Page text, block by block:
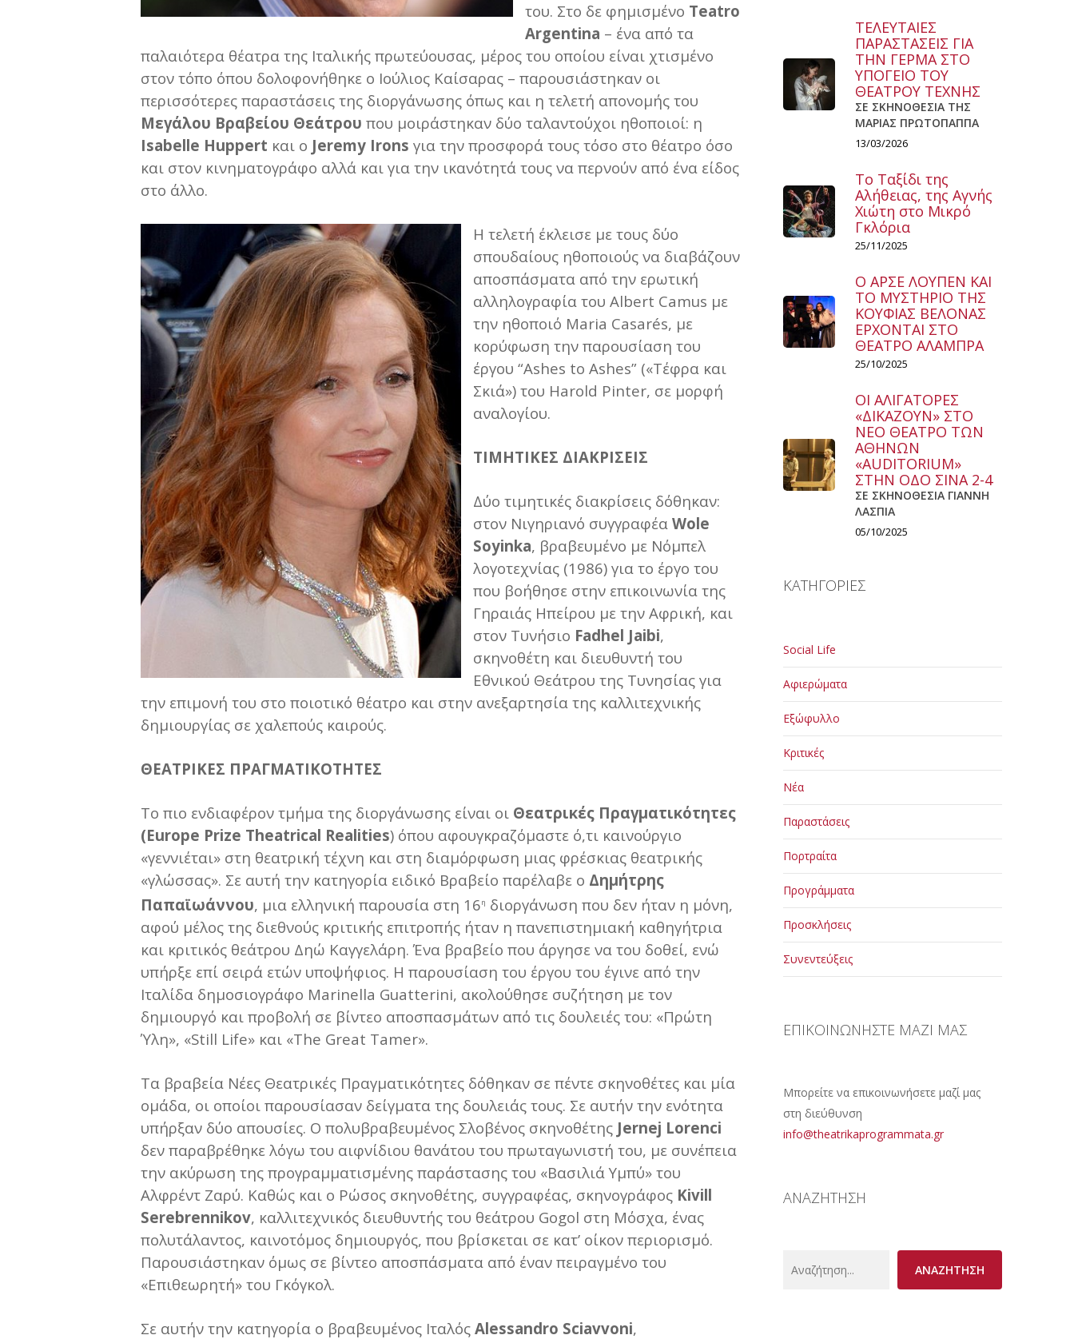
του. Στο δε φημισμένο Teatro
Argentina – ένα από τα
παλαιότερα θέατρα της Ιταλικής πρωτεύουσας, μέρος του οποίου είναι χτισμένο
στον τόπο όπου δολοφονήθηκε ο Ιούλιος Καίσαρας – παρουσιάστηκαν οι
περισσότερες παραστάσεις της διοργάνωσης όπως και η τελετή απονομής του
Μεγάλου Βραβείου Θεάτρου που μοιράστηκαν δύο ταλαντούχοι ηθοποιοί: η
Isabelle Huppert και ο Jeremy Irons για την προσφορά τους τόσο στο θέατρο όσο
και στον κινηματογράφο αλλά και για την ικανότητά τους να περνούν από ένα είδος
στο άλλο.
Η τελετή έκλεισε με τους δύο
σπουδαίους ηθοποιούς να διαβάζουν
αποσπάσματα από την ερωτική
αλληλογραφία του Albert Camus με
την ηθοποιό Maria Casarés, με
κορύφωση την παρουσίαση του
έργου “Ashes to Ashes” («Τέφρα και
Σκιά») του Harold Pinter, σε μορφή
αναλογίου.
ΤΙΜΗΤΙΚΕΣ ΔΙΑΚΡΙΣΕΙΣ
Δύο τιμητικές διακρίσεις δόθηκαν:
στον Νιγηριανό συγγραφέα Wole
Soyinka, βραβευμένο με Νόμπελ
λογοτεχνίας (1986) για το έργο του
που βοήθησε στην επικοινωνία της
Γηραιάς Ηπείρου με την Αφρική, και
στον Τυνήσιο Fadhel Jaibi,
σκηνοθέτη και διευθυντή του
Εθνικού Θεάτρου της Τυνησίας για
την επιμονή του στο ποιοτικό θέατρο και στην ανεξαρτησία της καλλιτεχνικής
δημιουργίας σε χαλεπούς καιρούς.
ΘΕΑΤΡΙΚΕΣ ΠΡΑΓΜΑΤΙΚΟΤΗΤΕΣ
Το πιο ενδιαφέρον τμήμα της διοργάνωσης είναι οι Θεατρικές Πραγματικότητες
(Europe Prize Theatrical Realities) όπου αφουγκραζόμαστε ό,τι καινούργιο
«γεννιέται» στη θεατρική τέχνη και στη διαμόρφωση μιας φρέσκιας θεατρικής
«γλώσσας». Σε αυτή την κατηγορία ειδικό Βραβείο παρέλαβε ο Δημήτρης
Παπαϊωάννου, μια ελληνική παρουσία στη 16η διοργάνωση που δεν ήταν η μόνη,
αφού μέλος της διεθνούς κριτικής επιτροπής ήταν η πανεπιστημιακή καθηγήτρια
και κριτικός θεάτρου Δηώ Καγγελάρη. Ένα βραβείο που άργησε να του δοθεί, ενώ
υπήρξε επί σειρά ετών υποψήφιος. Η παρουσίαση του έργου του έγινε από την
Ιταλίδα δημοσιογράφο Marinella Guatterini, ακολούθησε συζήτηση με τον
δημιουργό και προβολή σε βίντεο αποσπασμάτων από τις δουλειές του: «Πρώτη
Ύλη», «Still Life» και «The Great Tamer».
Τα βραβεία Νέες Θεατρικές Πραγματικότητες δόθηκαν σε πέντε σκηνοθέτες και μία
ομάδα, οι οποίοι παρουσίασαν δείγματα της δουλειάς τους. Σε αυτήν την ενότητα
υπήρξαν δύο απουσίες. Ο πολυβραβευμένος Σλοβένος σκηνοθέτης Jernej Lorenci
δεν παραβρέθηκε λόγω του αιφνίδιου θανάτου του πρωταγωνιστή του, με συνέπεια
την ακύρωση της προγραμματισμένης παράστασης του «Βασιλιά Υμπύ» του
Αλφρέντ Ζαρύ. Καθώς και ο Ρώσος σκηνοθέτης, συγγραφέας, σκηνογράφος Kivill
Serebrennikov, καλλιτεχνικός διευθυντής του θεάτρου Gogol στη Μόσχα, ένας
πολυτάλαντος, καινοτόμος δημιουργός, που βρίσκεται σε κατ’ οίκον περιορισμό.
Παρουσιάστηκαν όμως σε βίντεο αποσπάσματα από έναν πειραγμένο του
«Επιθεωρητή» του Γκόγκολ.
Σε αυτήν την κατηγορία ο βραβευμένος Ιταλός Alessandro Sciavvoni,
ΤΕΛΕΥΤΑΙΕΣ
ΠΑΡΑΣΤΑΣΕΙΣ ΓΙΑ
ΤΗΝ ΓΕΡΜΑ ΣΤΟ
ΥΠΟΓΕΙΟ ΤΟΥ
ΘΕΑΤΡΟΥ ΤΕΧΝΗΣ
ΣΕ ΣΚΗΝΟΘΕΣΙΑ ΤΗΣ
ΜΑΡΙΑΣ ΠΡΩΤΟΠΑΠΠΑ
13/03/2026
Το Ταξίδι της
Αλήθειας, της Αγνής
Χιώτη στο Μικρό
Γκλόρια
25/11/2025
Ο ΑΡΣΕ ΛΟΥΠΕΝ ΚΑΙ
ΤΟ ΜΥΣΤΗΡΙΟ ΤΗΣ
ΚΟΥΦΙΑΣ ΒΕΛΟΝΑΣ
ΕΡΧΟΝΤΑΙ ΣΤΟ
ΘΕΑΤΡΟ ΑΛΑΜΠΡΑ
25/10/2025
ΟΙ ΑΛΙΓΑΤΟΡΕΣ
«ΔΙΚΑΖΟΥΝ» ΣΤΟ
ΝΕΟ ΘΕΑΤΡΟ ΤΩΝ
ΑΘΗΝΩΝ
«AUDITORIUM»
ΣΤΗΝ ΟΔΟ ΣΙΝΑ 2-4
ΣΕ ΣΚΗΝΟΘΕΣΙΑ ΓΙΑΝΝΗ
ΛΑΣΠΙΑ
05/10/2025
ΚΑΤΗΓΟΡΙΕΣ
Social Life
Αφιερώματα
Εξώφυλλο
Κριτικές
Νέα
Παραστάσεις
Πορτραίτα
Προγράμματα
Προσκλήσεις
Συνεντεύξεις
ΕΠΙΚΟΙΝΩΝΗΣΤΕ ΜΑΖΙ ΜΑΣ
Μπορείτε να επικοινωνήσετε μαζί μας
στη διεύθυνση
info@theatrikaprogrammata.gr
ΑΝΑΖΗΤΗΣΗ
ΑΝΑΖΗΤΗΣΗ